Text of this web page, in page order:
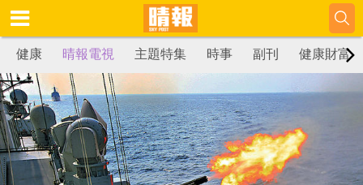
健康 晴報電視 主題特集 時事 副刊 健康財富